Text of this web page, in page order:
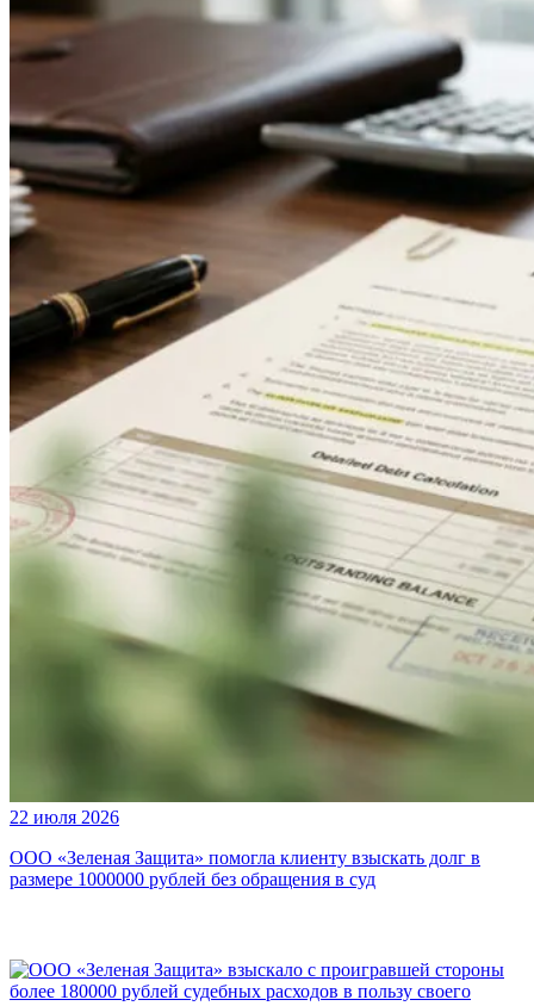
22 июля 2026
ООО «Зеленая Защита» помогла клиенту взыскать долг в
размере 1000000 рублей без обращения в суд